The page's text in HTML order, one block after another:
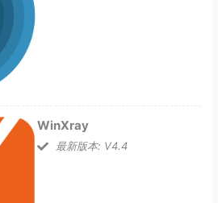
WinXray
最新版本: V4.4